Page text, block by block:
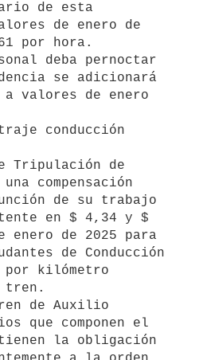
de enero de
por hora.
se adicionará
valores de enero
compensación
de su trabajo
en $ 4,34 y $
enero de 2025 para
de Conducción
por kilómetro
tren.
la obligación